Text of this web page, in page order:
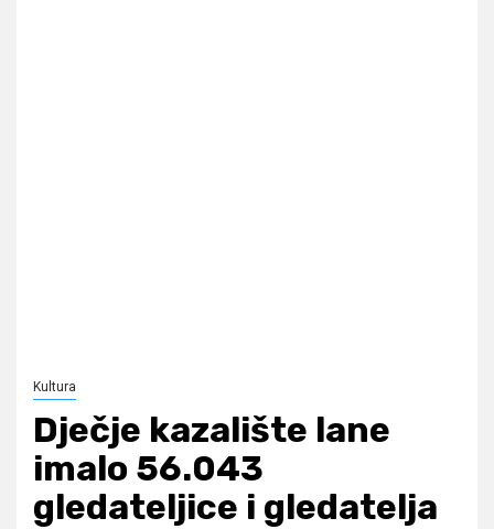
Kultura
Dječje kazalište lane
imalo 56.043
gledateljice i gledatelja